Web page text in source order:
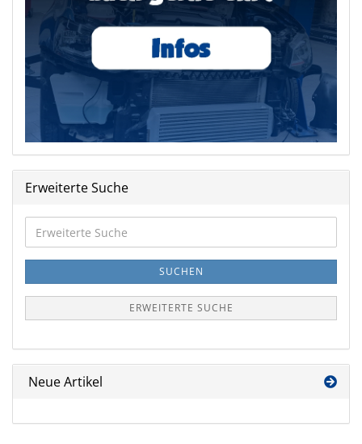
Erweiterte Suche
Suche
SUCHEN
ERWEITERTE SUCHE
Neue Artikel